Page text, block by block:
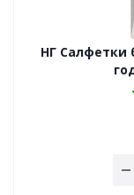
НГ Салфетки